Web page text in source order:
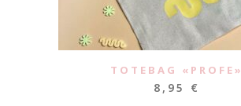
TOTEBAG «PROFE»
8,95 €